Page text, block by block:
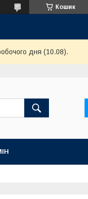
Кошик
дня (10.08).